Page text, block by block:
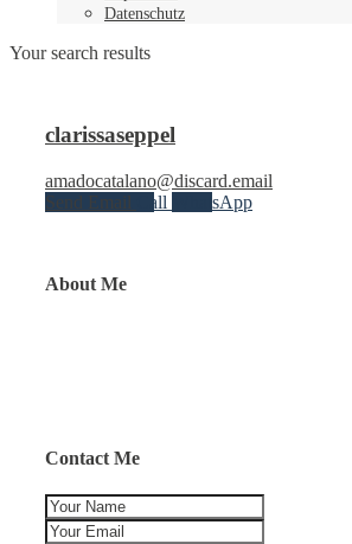
Datenschutz
Your search results
clarissaseppel
amadocatalano@discard.email
Send Email
Call WhatsApp
About Me
Contact Me